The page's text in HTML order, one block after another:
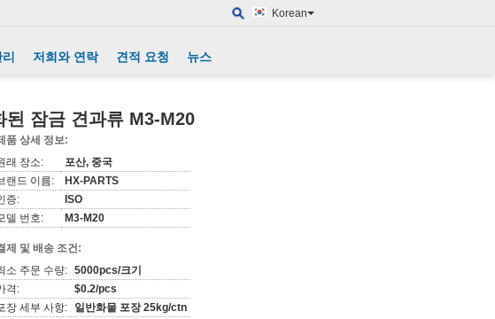
Korean
저희와 연락 견적 요청 뉴스
잠금 견과류 M3-M20
품 상세 정보:
래 장소:
포산, 중국
랜드 이름:
HX-PARTS
증:
ISO
델 번호:
M3-M20
제 및 배송 조건:
소 주문 수량: 5000pcs/크기
격:
$0.2/pcs
장 세부 사항:
일반화물 포장 25kg/ctn